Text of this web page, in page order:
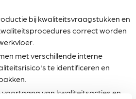
bij kwaliteitsvraagstukken en
correct worden
met verschillende interne
te identificeren en
voortgang van kwaliteitsacties en